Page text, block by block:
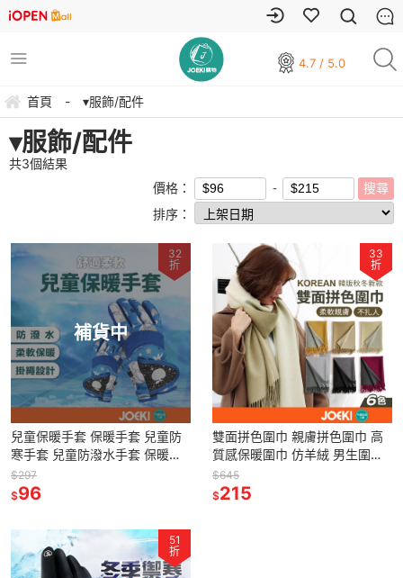
4.7 / 5.0
首頁 - ▾服飾/配件
▾服飾/配件
共3個結果
價格：
排序：
補貨中
32
折
兒童保暖手套 保暖手套 兒童防
寒手套 兒童防潑水手套 保暖兒
童手套 兒童防風防潑水手套 兒
童禦寒手套【YY0029】
$297
$96
33
折
雙面拼色圍巾 親膚拼色圍巾 高
質感保暖圍巾 仿羊絨 男生圍巾
女生圍巾 圍脖 披肩【PJ0066】
$645
$215
51
折